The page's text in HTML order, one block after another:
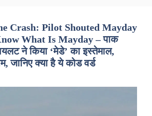
Crash: Pilot Shouted Mayday
What Is Mayday – पाक
ने किया ‘मेडे’ का इस्तेमाल,
जानिए क्या है ये कोड वर्ड